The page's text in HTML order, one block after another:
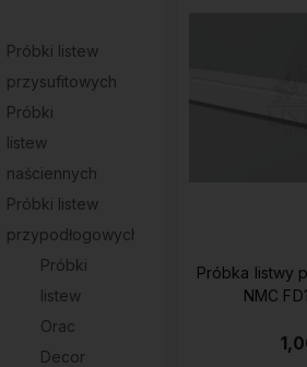
Próbki listew
przysufitowych
Próbki
listew
naściennych
Próbki listew
przypodłogowych
Próbki
listew
Orac
Decor
Próbka listwy
NMC